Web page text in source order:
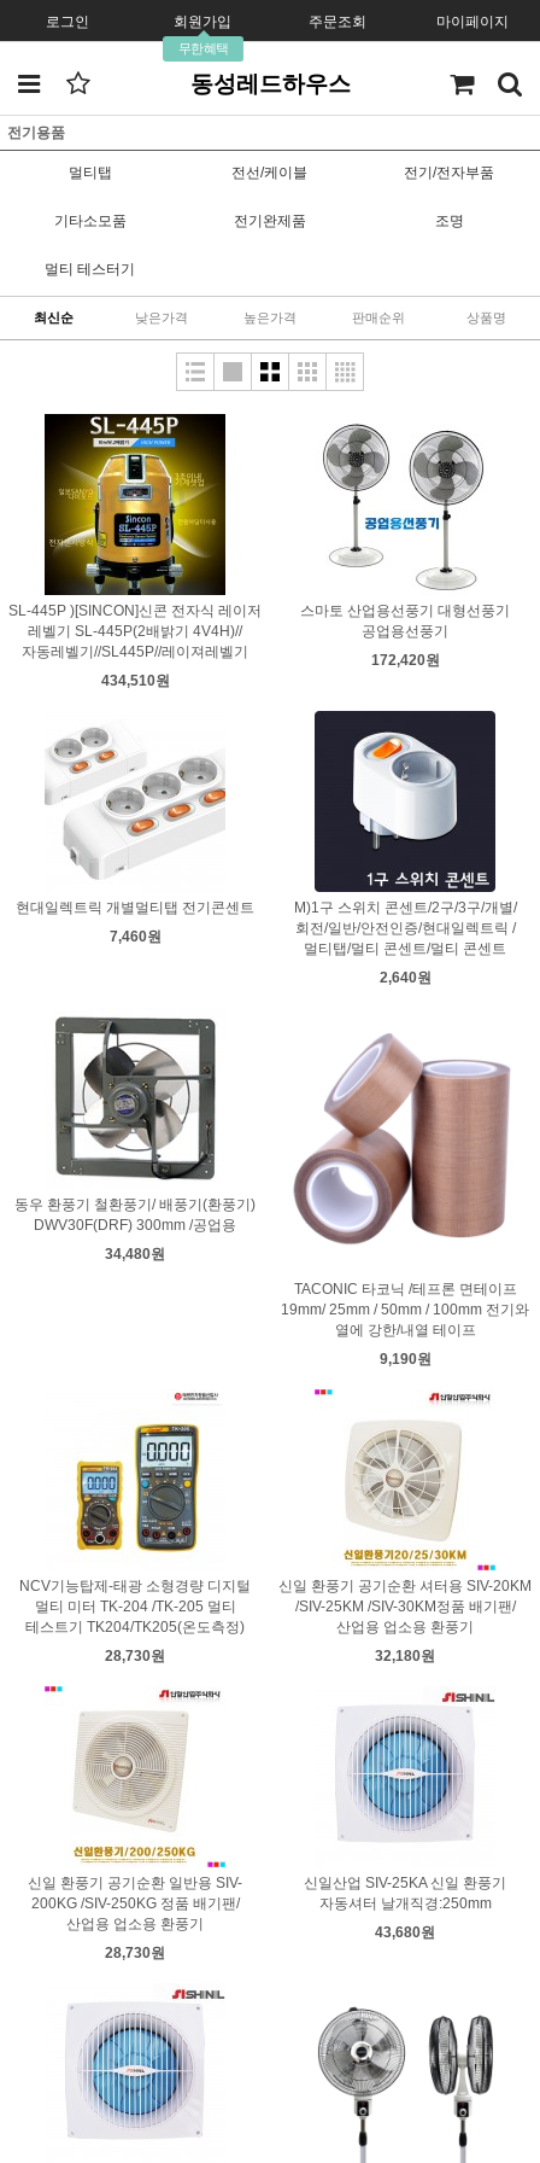
로그인 회원가입
무한혜택
주문조회 마이페이지
동성레드하우스
전기용품
멀티탭 전선/케이블 전기/전자부품
기타소모품 전기완제품 조명
멀티 테스터기
최신순 낮은가격 높은가격 판매순위 상품명
SL-445P )[SINCON]신콘 전자식 레이저
레벨기 SL-445P(2배밝기 4V4H)//
자동레벨기//SL445P//레이져레벨기
434,510원
스마토 산업용선풍기 대형선풍기
공업용선풍기
172,420원
현대일렉트릭 개별멀티탭 전기콘센트
7,460원
M)1구 스위치 콘센트/2구/3구/개별/
회전/일반/안전인증/현대일렉트릭 /
멀티탭/멀티 콘센트/멀티 콘센트
2,640원
동우 환풍기 철환풍기/ 배풍기(환풍기)
DWV30F(DRF) 300mm /공업용
34,480원
TACONIC 타코닉 /테프론 면테이프
19mm/ 25mm / 50mm / 100mm 전기와
열에 강한/내열 테이프
9,190원
NCV기능탑제-태광 소형경량 디지털
멀티 미터 TK-204 /TK-205 멀티
테스트기 TK204/TK205(온도측정)
28,730원
신일 환풍기 공기순환 셔터용 SIV-20KM
/SIV-25KM /SIV-30KM정품 배기팬/
산업용 업소용 환풍기
32,180원
신일 환풍기 공기순환 일반용 SIV-
200KG /SIV-250KG 정품 배기팬/
산업용 업소용 환풍기
28,730원
신일산업 SIV-25KA 신일 환풍기
자동셔터 날개직경:250mm
43,680원